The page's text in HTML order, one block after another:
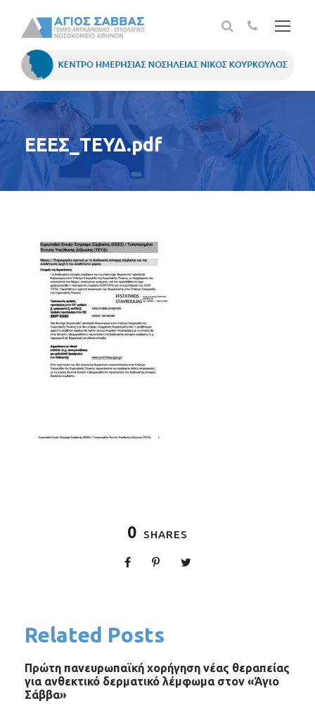
ΕΕΕΣ_ΤΕΥΔ.pdf
0 SHARES
Related Posts
Πρώτη πανευρωπαϊκή χορήγηση νέας θεραπείας
για ανθεκτικό δερματικό λέμφωμα στον «Άγιο
Σάββα»